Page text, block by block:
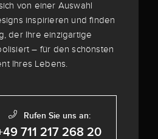
von einer Auswahl
inspirieren und finden
der Ihre einzigartige
– für den schönsten
Ihres Lebens.
Rufen Sie uns an:
711 217 268 20